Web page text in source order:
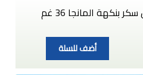
المانجا 36 غم
أضف للسلة